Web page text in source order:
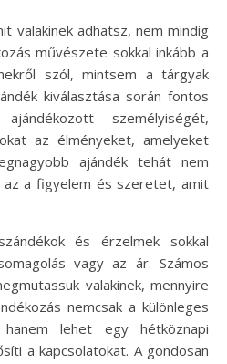
művészete sokkal inkább a
szól, mintsem a tárgyak
kiválasztása során fontos
személyiségét,
az élményeket, amelyeket
ajándék tehát nem
az a figyelem és szeretet, amit
és érzelmek sokkal
vagy az ár. Számos
valakinek, mennyire
nemcsak a különleges
hanem lehet egy hétköznapi
a kapcsolatokat. A gondosan